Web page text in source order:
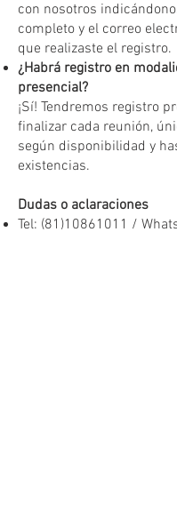
con nosotros
completo y el correo
que realizaste el registro.
¿Habrá registro en
presencial?
¡Sí! Tendremos registro
finalizar cada reunión,
según disponibilidad y
existencias.
Dudas o aclaraciones
Tel: (81)10861011 /